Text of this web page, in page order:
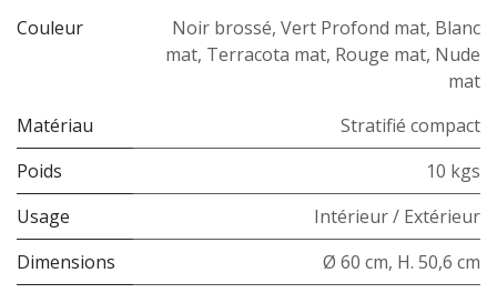
Couleur Noir brossé, Vert Profond mat, Blanc
mat, Terracota mat, Rouge mat, Nude
mat
Matériau
Stratifié compact
Poids
10 kgs
Usage
Intérieur / Extérieur
Dimensions
Ø 60 cm, H. 50,6 cm